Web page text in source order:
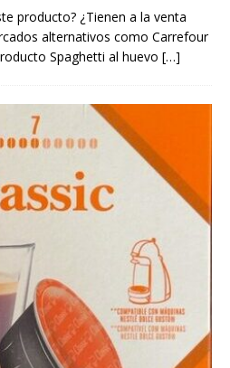
producto? ¿Tienen a la venta
alternativos como Carrefour
Spaghetti al huevo […]